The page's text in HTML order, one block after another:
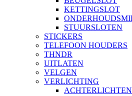
KETTINGSLOT
STUURSLOTEN
STICKERS
TELEFOON HOUDERS
THNDR
UITLATEN
VELGEN
VERLICHTING
ACHTERLICHTEN